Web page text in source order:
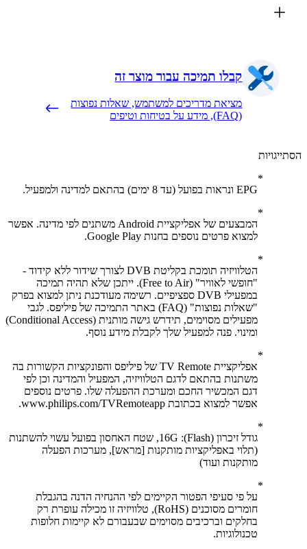
קבלו תמיכה עבור מוצר זה
מציאת מדריכים למשתמש, שאלות נפוצות
המבצעים של אפליקציית Android משתנים לפי מדינה. אפשר
למצוא פרטים נוספים בחנות Google Play.
הטלוויזיה תומכת בקליטת DVB לצורך שידור ללא קידוד -
"חופשי לאוויר" (Free to Air). ייתכן שלא תהיה תמיכה
במפעילי DVB ספציפיים. רשימה מעודכנת ניתן למצוא בפרק
"שאלות נפוצות" (FAQ) באתר התמיכה של פיליפס. לגבי
מפעילים מסוימים, תידרש גישה מותנית (Conditional Access)
ומינוי. פנה למפעיל שלך לקבלת מידע נוסף.
אפליקציית TV Remote של פיליפס והפונקציות הקשורות בה
משתנות בהתאם לדגם הטלוויזיה, המפעיל והמדינה וכן לפי
דגם המכשיר החכם ומערכת ההפעלה שלו. פרטים נוספים
אפשר למצוא בכתובת www.philips.com/TVRemoteapp.
גודל זיכרון (Flash)‏: 16G, שטח האחסון בפועל עשוי להשתנות
(תלוי באפליקציות מותקנות [מראש], מערכות הפעלה
מותקנות ועוד)
על פי סעיפי הפטור הקיימים לפי ההנחיה הדנה בהגבלת
חומרים מסוכנים (RoHS), טלוויזיה זו מכילה עופרת רק
בחלקים וברכיבים מסוימים שבעבורם לא קיימות חלופות
טכנולוגיות.